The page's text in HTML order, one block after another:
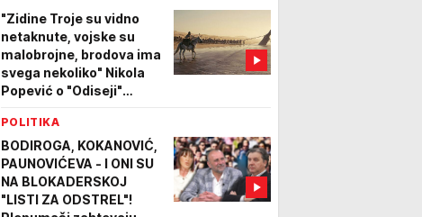
"Zidine Troje su vidno
netaknute, vojske su
malobrojne, brodova ima
svega nekoliko" Nikola
Popević o "Odiseji"
da li je film precenjen
POLITIKA
BODIROGA, KOKANOVIĆ,
PAUNOVIĆEVA - I ONI SU
NA BLOKADERSKOJ
"LISTI ZA ODSTREL"!